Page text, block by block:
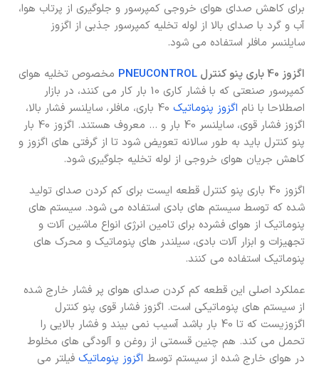
برای کاهش صدای هوای خروجی کمپرسور و جلوگیری از پرتاب هوا،
آب و گرد با صدای بالا از لوله تخلیه کمپرسور جذبی از اگزوز
سایلنسر مافلر استفاده می شود.
اگزوز 40 باری پنو کنترل
PNEUCONTROL مخصوص تخلیه هوای
کمپرسور صنعتی که با فشار کاری 10 بار کار می کنند، در بازار
اصطلاحا با نام اگزوز پنوماتیک
40 باری، مافلر، سایلنسر فشار بالا،
اگزوز فشار قوی، سایلنسر 40 بار و … معروف هستند. اگزوز 40 بار
پنو کنترل باید به طور سالانه تعویض شود تا از گرفتی های اگزوز و
کاهش جریان هوای خروجی از لوله تخلیه جلوگیری شود.
اگزوز 40 باری پنو کنترل قطعه ایست برای کم کردن صدای تولید
شده که توسط سیستم های بادی استفاده می شود. سیستم های
پنوماتیک از هوای فشرده برای تامین انرژی انواع ماشین آلات و
تجهیزات و ابزار آلات بادی، سیلندر های پنوماتیک و محرک های
پنوماتیک استفاده می کنند.
عملکرد اصلی این قطعه کم کردن صدای هوای پر فشار خارج شده
از سیستم های پنوماتیکی است. اگزوز فشار قوی پنو کنترل
اگزوزیست که تا 40 بار باشد آسیب نمی بیند و فشار بالایی را
تحمل می کند. هم چنین قسمتی از روغن و آلودگی های مخلوط
در هوای خارج شده از سیستم توسط اگزوز پنوماتیک فیلتر می